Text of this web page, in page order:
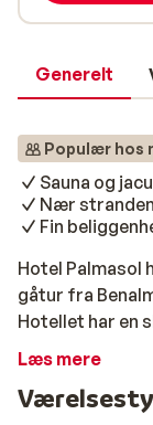
Generelt
Populær hos
Sauna og
Nær stranden
Fin
Hotel Palmasol
gåtur fra
Hotellet har en
solterrasse,
en drink både
Læs mere